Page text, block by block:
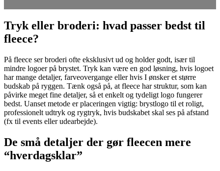
Tryk eller broderi: hvad passer bedst til
fleece?
På fleece ser broderi ofte eksklusivt ud og holder godt, især til
mindre logoer på brystet. Tryk kan være en god løsning, hvis logoet
har mange detaljer, farveovergange eller hvis I ønsker et større
budskab på ryggen. Tænk også på, at fleece har struktur, som kan
påvirke meget fine detaljer, så et enkelt og tydeligt logo fungerer
bedst. Uanset metode er placeringen vigtig: brystlogo til et roligt,
professionelt udtryk og rygtryk, hvis budskabet skal ses på afstand
(fx til events eller udearbejde).
De små detaljer der gør fleecen mere
“hverdagsklar”